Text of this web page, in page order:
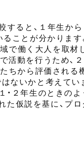
すると、１年生から
ことが分かります
で働く大人を取材
動を行うため、
ちから評価される
ないかと考えてい
・２年生のときの
た仮説を基に、プ